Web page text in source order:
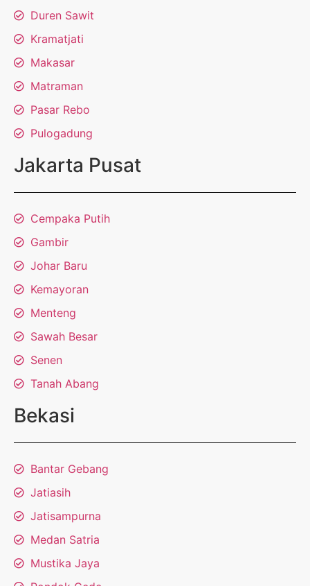
Duren Sawit
Kramatjati
Makasar
Matraman
Pasar Rebo
Pulogadung
Jakarta Pusat
Cempaka Putih
Gambir
Johar Baru
Kemayoran
Menteng
Sawah Besar
Senen
Tanah Abang
Bekasi
Bantar Gebang
Jatiasih
Jatisampurna
Medan Satria
Mustika Jaya